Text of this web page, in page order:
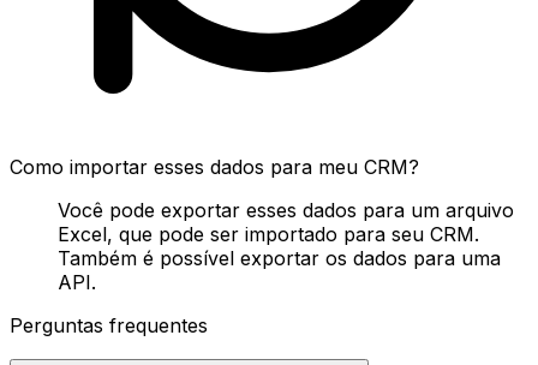
Como importar esses dados para meu CRM?
Você pode exportar esses dados para um arquivo
Excel, que pode ser importado para seu CRM.
Também é possível exportar os dados para uma
API.
Perguntas frequentes